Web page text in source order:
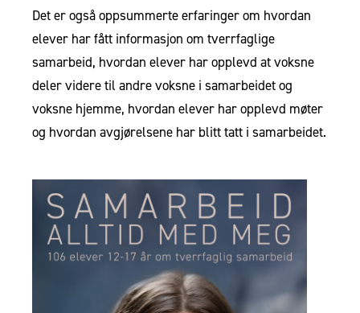
Det er også oppsummerte erfaringer om hvordan
elever har fått informasjon om tverrfaglige
samarbeid, hvordan elever har opplevd at voksne
deler videre til andre voksne i samarbeidet og
voksne hjemme, hvordan elever har opplevd møter
og hvordan avgjørelsene har blitt tatt i samarbeidet.